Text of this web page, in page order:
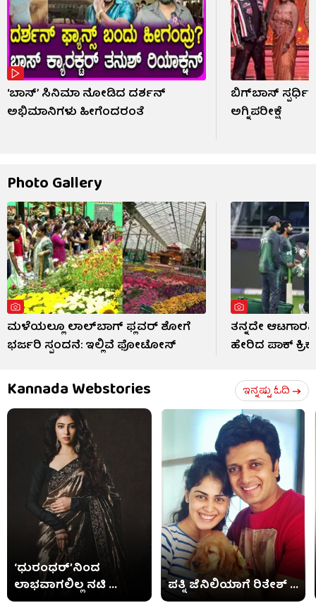
‘ಬಾಸ್’ ಸಿನಿಮಾ ನೋಡಿದ ದರ್ಶನ್
ಅಭಿಮಾನಿಗಳು ಹೀಗೆಂದರಂತೆ
ಬಿಗ್​​ಬಾಸ್
ಅಗ್ನಿಪರೀಕ್ಷೆ
Photo Gallery
ಮಳೆಯಲ್ಲೂ ಲಾಲ್‌ಬಾಗ್ ಫ್ಲವರ್ ಶೋಗೆ
ಭರ್ಜರಿ ಸ್ಪಂದನೆ: ಇಲ್ಲಿವೆ ಫೋಟೋಸ್​
ತನ್ನದೇ
ಹೇರಿದ ಪಾಕ್
Kannada Webstories ಇನ್ನಷ್ಟು ಓದಿ
‘ಧುರಂಧರ್’ನಿಂದ
ಲಾಭವಾಗಲಿಲ್ಲ ನಟಿ ...
ಪತ್ನಿ ಜೆನಿಲಿಯಾಗೆ ರಿತೇಶ್ ...